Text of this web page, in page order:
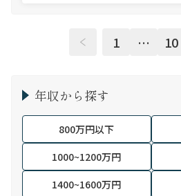
1 … 10
年収から探す
800万円以下
1000~1200万円
1400~1600万円